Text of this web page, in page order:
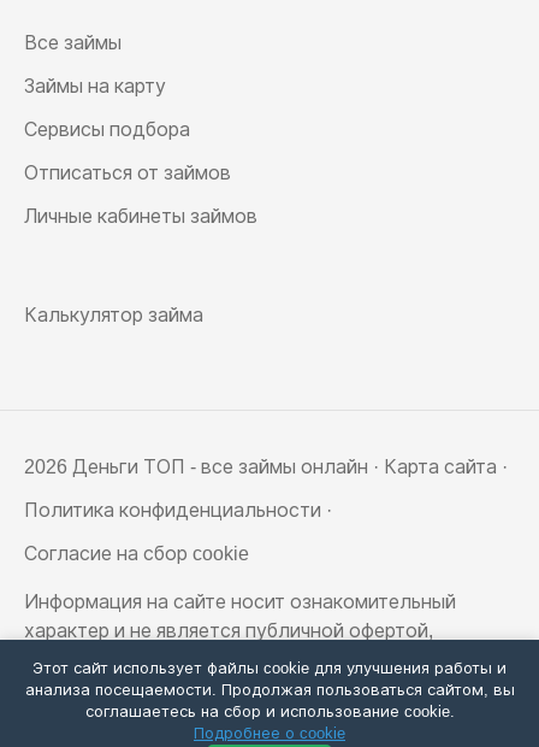
Все займы
Займы на карту
Сервисы подбора
Отписаться от займов
Личные кабинеты займов
Калькулятор займа
2026 Деньги ТОП - все займы онлайн · Карта сайта ·
Политика конфиденциальности ·
Согласие на сбор cookie
Информация на сайте носит ознакомительный
характер и не является публичной офертой,
определяемой положениями статьи 437
Гражданского кодекса РФ
Этот сайт использует файлы cookie для улучшения работы и
анализа посещаемости. Продолжая пользоваться сайтом, вы
соглашаетесь на сбор и использование cookie.
Подробнее о cookie